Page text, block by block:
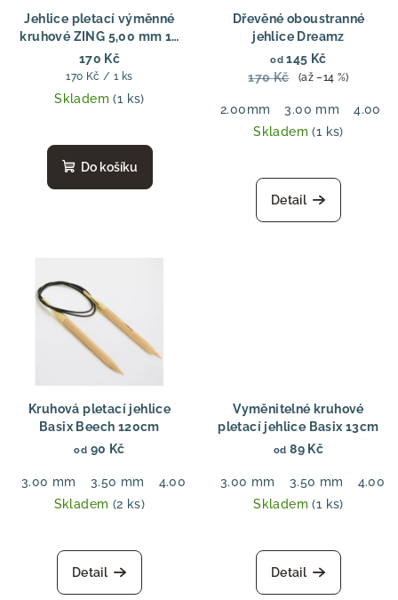
Jehlice pletací výměnné
kruhové ZING 5,00 mm 13
cm
170 Kč
Měrná
cena:
170 Kč / 1 ks
Skladem(1 ks)
Do košíku
Dřevěné oboustranné
jehlice Dreamz
od 145 Kč
170 Kč
(až –14 %)
2.00mm 3.00 mm
4.00
Skladem(1 ks)
Detail
Kruhová pletací jehlice
Basix Beech 120cm
od 90 Kč
3.00 mm 3.50 mm 4.00 mm 4.50 mm
5.00 mm
Skladem (2 ks)
Detail
Vyměnitelné kruhové
pletací jehlice Basix 13cm
od 89 Kč
3.00 mm 3.50 mm
4.00
Skladem(1 ks)
Detail